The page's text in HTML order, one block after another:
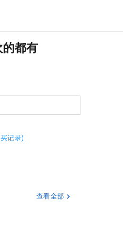
的都有
记录)
查看全部